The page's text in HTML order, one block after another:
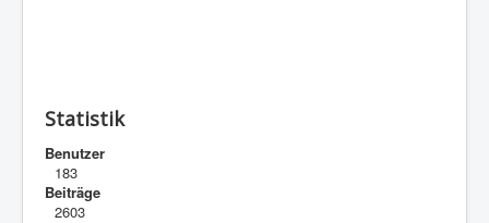
Statistik
Benutzer
183
Beiträge
2603